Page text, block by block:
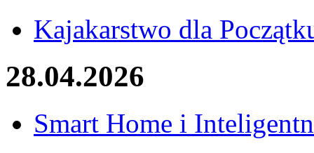
Kajakarstwo dla
28.04.2026
Smart Home i